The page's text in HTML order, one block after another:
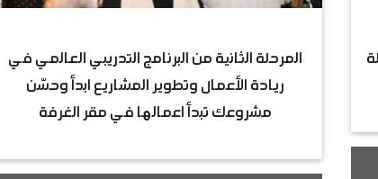
المرحلة الثانية من البرنامج التدريبي العالمي في
ريادة الأعمال وتطوير المشاريع ابدأ وحسّن
مشروعك تبدأ اعمالها في مقر الغرفة